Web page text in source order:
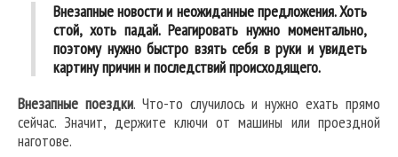
Внезапные новости и неожиданные предложения. Хоть
стой, хоть падай. Реагировать нужно моментально,
поэтому нужно быстро взять себя в руки и увидеть
картину причин и последствий происходящего.
Внезапные поездки. Что-то случилось и нужно ехать прямо
сейчас. Значит, держите ключи от машины или проездной
наготове.